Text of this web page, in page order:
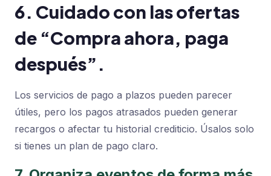
6. Cuidado con las ofertas
de “Compra ahora, paga
después”.
Los servicios de pago a plazos pueden parecer
útiles, pero los pagos atrasados ​​pueden generar
recargos o afectar tu historial crediticio. Úsalos solo
si tienes un plan de pago claro.